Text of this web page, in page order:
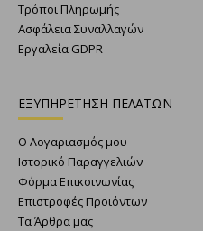
Τρόποι Πληρωμής
Ασφάλεια Συναλλαγών
Εργαλεία GDPR
ΕΞΥΠΗΡΕΤΗΣΗ ΠΕΛΑΤΩΝ
Ο Λογαριασμός μου
Ιστορικό Παραγγελιών
Φόρμα Επικοινωνίας
Επιστροφές Προιόντων
Τα Άρθρα μας